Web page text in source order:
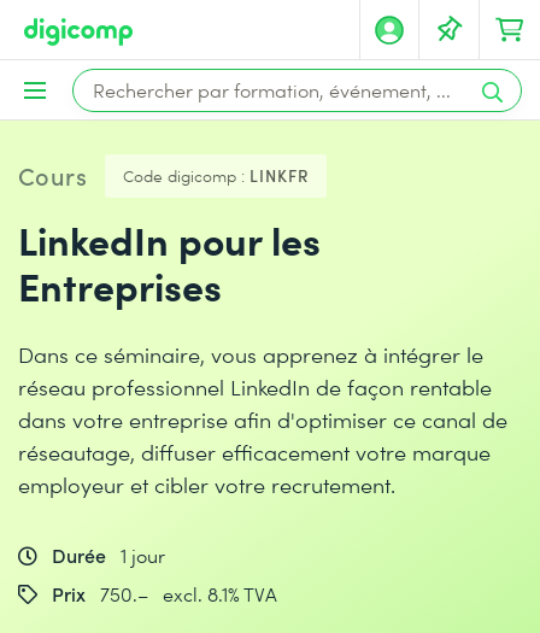
Cours Code digicomp : LINKFR
LinkedIn pour les
Entreprises
Dans ce séminaire, vous apprenez à intégrer le
réseau professionnel LinkedIn de façon rentable
dans votre entreprise afin d'optimiser ce canal de
réseautage, diffuser efficacement votre marque
employeur et cibler votre recrutement.
Durée 1 jour
Prix
750.– excl. 8.1% TVA